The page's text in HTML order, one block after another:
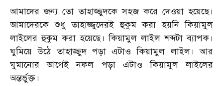
আমাদের জন্য তো তাহাজ্জুদকে সহজ করে দেওয়া হয়েছে।
আমাদেরকে শুধু তাহাজ্জুদেরই হুকুম করা হয়নি কিয়ামুল
লাইলের হুকুম করা হয়েছে। কিয়ামুল লাইল শব্দটা ব্যাপক।
ঘুমিয়ে উঠে তাহাজ্জুদ পড়া এটাও কিয়ামুল লাইল। আর
ঘুমানোর আগেই নফল পড়া এটাও কিয়ামুল লাইলের
অন্তর্ভুক্ত।